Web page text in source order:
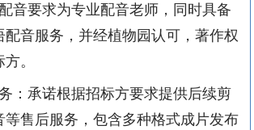
要求为专业配音老师，同时具备
配音服务，并经植物园认可，著作权
方。
承诺根据招标方要求提供后续剪
等售后服务，包含多种格式成片发布